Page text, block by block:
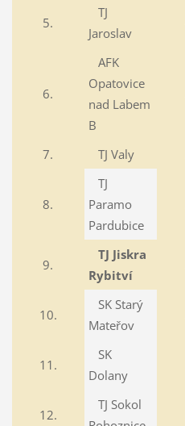
5.
TJ
Jaroslav
6.
AFK
Opatovice
nad Labem
B
7. TJ Valy
8.
TJ
Paramo
Pardubice
9.
TJ Jiskra
Rybitví
10.
SK Starý
Mateřov
11.
SK
Dolany
12.
TJ Sokol